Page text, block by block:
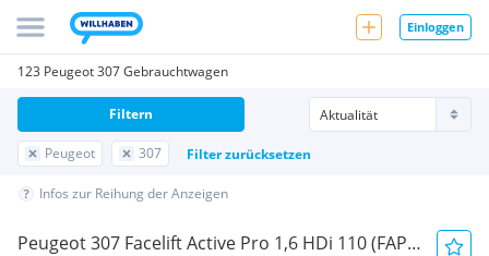
Einloggen
123 Peugeot 307 Gebrauchtwagen
Peugeot 307 Filter zurücksetzen
Filtern
Infos zur Reihung der Anzeigen
Peugeot 307 Facelift Active Pro 1,6 HDi 110 (FAP)